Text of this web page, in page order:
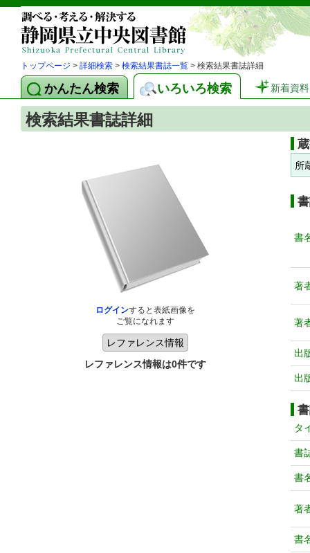
トップページ > 詳細検索 > 検索結果書誌一覧 > 検索結果書誌詳細
かんたん検索 いろいろ検索 新着資料
検索結果書誌詳細
ログインすると表紙画像を
ご覧になれます
レファレンス情報は0件です
所
書
著
著
出
出
タ
書
書
著
書